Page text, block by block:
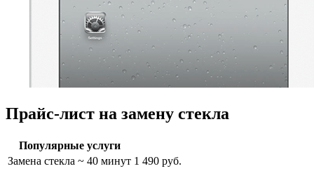
Прайс-лист на замену стекла
Популярные услуги
Замена стекла ~ 40 минут 1 490 руб.